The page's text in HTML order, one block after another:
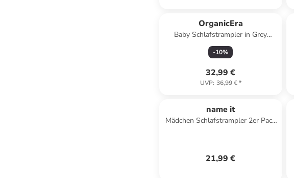
OrganicEra
Baby Schlafstrampler in Grey
Melange
-10%
32,99 €
UVP: 36,99 €*
name it
Mädchen Schlafstrampler 2er Pack
21,99 €